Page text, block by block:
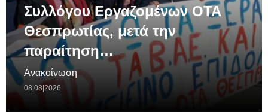
Συλλόγου Εργαζομένων ΟΤΑ
Θεσπρωτίας, μετά την
παραίτηση…
Ανακοίνωση
08|08|2026